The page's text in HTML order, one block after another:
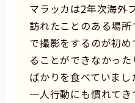
マラッカは2年次海外
訪れたことのある場
で撮影をするのが初
ることができなかっ
ばかりを食べていま
一人行動にも慣れて